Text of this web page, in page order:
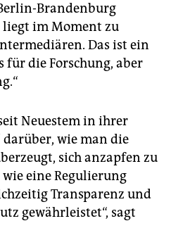
Brandenburg
liegt im Moment zu
Das ist ein
die Forschung, aber
Neuestem in ihrer
darüber, wie man die
sich anzapfen zu
wie eine Regulierung
Transparenz und
gewährleistet“, sagt